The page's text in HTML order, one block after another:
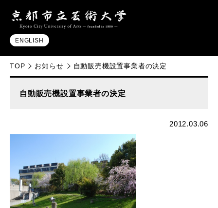
ENGLISH
TOP お知らせ 自動販売機設置事業者の決定
自動販売機設置事業者の決定
2012.03.06